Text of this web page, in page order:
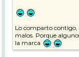
Lo comparto contigo,
malos. Porque
la marca